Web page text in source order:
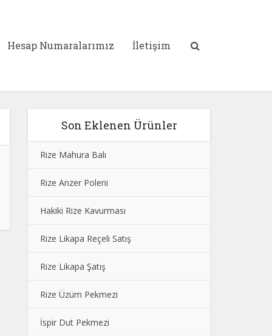
Hesap Numaralarımız İletişim
Son Eklenen Ürünler
Rize Mahura Balı
Rize Anzer Poleni
Hakiki Rize Kavurması
Rize Likapa Reçeli Satış
Rize Likapa Şatış
Rize Üzüm Pekmezi
İspir Dut Pekmezi